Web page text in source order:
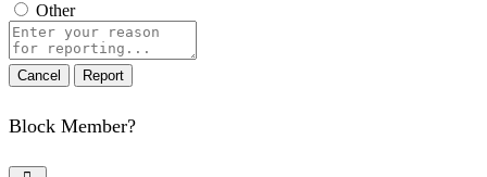
Other
Report
note
Report
Block Member?